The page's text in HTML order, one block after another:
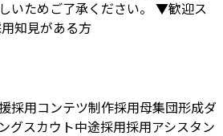
いためご了承ください。 ▼歓迎ス
知見がある方
採用コンテツ制作採用母集団形成ダ
グスカウト中途採用採用アシスタン